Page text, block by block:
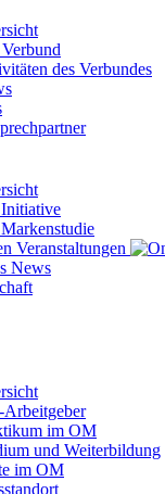
des Verbundes
Veranstaltungen
News
Arbeitgeber
im OM
und Weiterbildung
im OM